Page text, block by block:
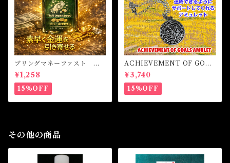
ブリングマネーファスト マ
ジカルオイル・魔女オイル B
RING MONEY FAST Magi
cal Oil
¥1,258
15%OFF
ACHIEVEMENT OF GOAL
S AMULET -あなたを目標達
成へと導くアミュレット-
¥3,740
15%OFF
その他の商品